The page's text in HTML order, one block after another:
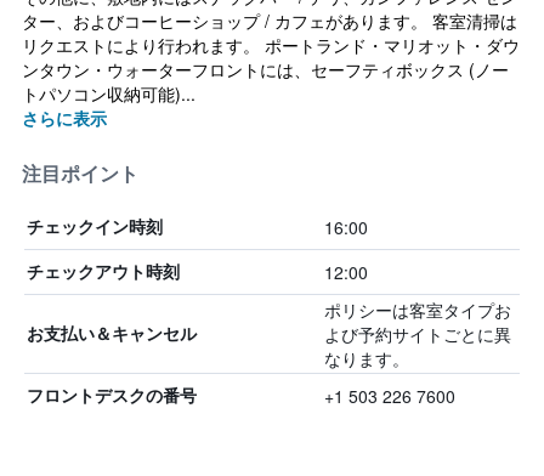
ター、およびコーヒーショップ / カフェがあります。 客室清掃は
リクエストにより行われます。 ポートランド・マリオット・ダウ
ンタウン・ウォーターフロントには、セーフティボックス (ノー
トパソコン収納可能)...
さらに表示
注目ポイント
チェックイン時刻 16:00
チェックアウト時刻 12:00
お支払い＆キャンセル
ポリシーは客室タイプお
よび予約サイトごとに異
なります。
フロントデスクの番号 +1 503 226 7600